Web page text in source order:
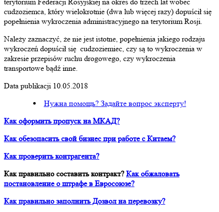
cudzoziemca, który wielokrotnie (dwa lub więcej razy) dopuścił się
popełnienia wykroczenia administracyjnego na terytorium Rosji.
Należy zaznaczyć, że nie jest istotne, popełnienia jakiego rodzaju
wykroczeń dopuścił się cudzoziemiec, czy są to wykroczenia w
zakresie przepisów ruchu drogowego, czy wykroczenia
transportowe bądź inne.
Data publikacji 10.05.2018
Нужна помощь? Задайте вопрос эксперту!
Как оформить пропуск на МКАД?
Как обезопасить свой бизнес при работе с Китаем?
Как проверить контрагента?
Как правильно составить контракт? Как обжаловать
постановление о штрафе в Евросоюзе?
Как правильно заполнить Дозвол на перевозку?